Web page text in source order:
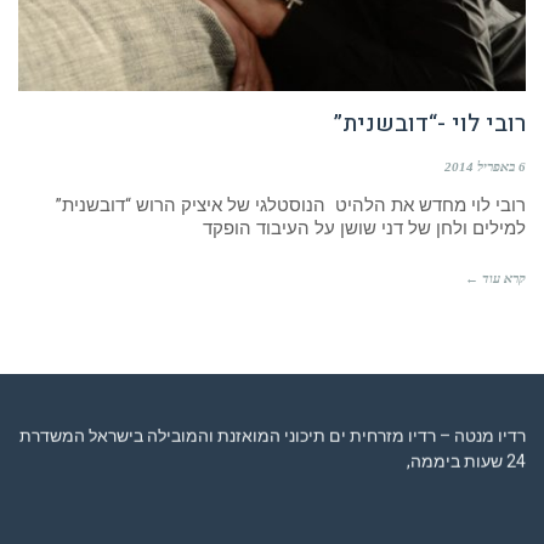
רובי לוי -“דובשנית”
6 באפריל 2014
רובי לוי מחדש את הלהיט הנוסטלגי של איציק הרוש “דובשנית”
למילים ולחן של דני שושן על העיבוד הופקד
קרא עוד ←
רדיו מנטה – רדיו מזרחית ים תיכוני המואזנת והמובילה בישראל המשדרת
24 שעות ביממה,